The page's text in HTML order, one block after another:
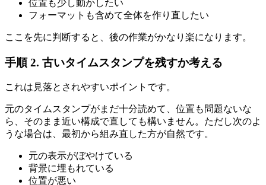
位置も少し動かしたい
フォーマットも含めて全体を作り直したい
ここを先に判断すると、後の作業がかなり楽になります。
手順 2. 古いタイムスタンプを残すか考える
これは見落とされやすいポイントです。
元のタイムスタンプがまだ十分読めて、位置も問題ないな
ら、そのまま近い構成で直しても構いません。ただし次のよ
うな場合は、最初から組み直した方が自然です。
元の表示がぼやけている
背景に埋もれている
位置が悪い